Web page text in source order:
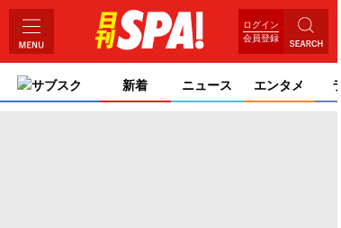
ログイン
会員登録
サブスク 新着 ニュース エンタメ